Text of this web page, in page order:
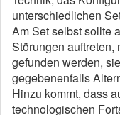
unterschiedlichen
Am Set selbst sollte
Störungen
gefunden werden,
gegebenenfalls
Hinzu kommt, dass
technologischen